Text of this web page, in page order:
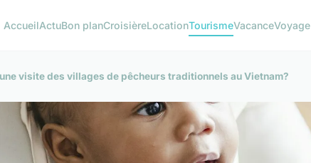
AccueilActuBon planCroisièreLocationTourismeVacanceVoyage
visite des villages de pêcheurs traditionnels au Vietnam?